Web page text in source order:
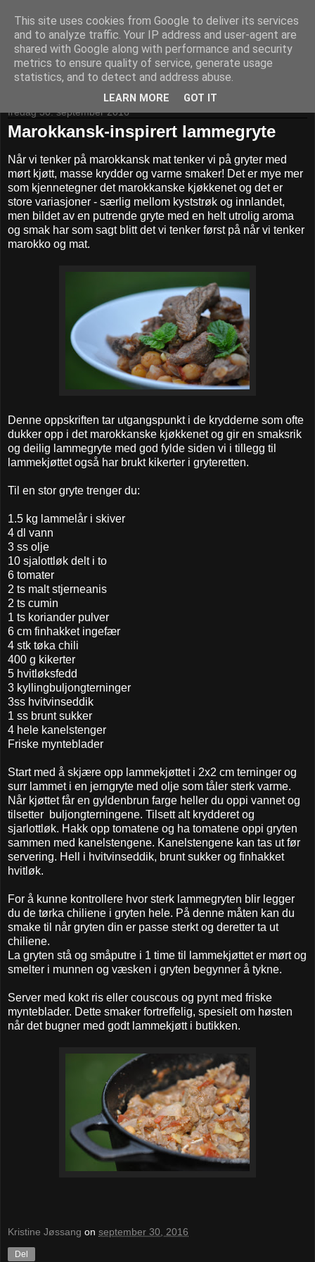
Kom til bords!
fredag 30. september 2016
Marokkansk-inspirert lammegryte
Når vi tenker på marokkansk mat tenker vi på gryter med
mørt kjøtt, masse krydder og varme smaker! Det er mye mer
som kjennetegner det marokkanske kjøkkenet og det er
store variasjoner - særlig mellom kyststrøk og innlandet,
men bildet av en putrende gryte med en helt utrolig aroma
og smak har som sagt blitt det vi tenker først på når vi tenker
marokko og mat.
Denne oppskriften tar utgangspunkt i de krydderne som ofte
dukker opp i det marokkanske kjøkkenet og gir en smaksrik
og deilig lammegryte med god fylde siden vi i tillegg til
lammekjøttet også har brukt kikerter i gryteretten.
Til en stor gryte trenger du:
1.5 kg lammelår i skiver
4 dl vann
3 ss olje
10 sjalottløk delt i to
6 tomater
2 ts malt stjerneanis
2 ts cumin
1 ts koriander pulver
6 cm finhakket ingefær
4 stk tøka chili
400 g kikerter
5 hvitløksfedd
3 kyllingbuljongterninger
3ss hvitvinseddik
1 ss brunt sukker
4 hele kanelstenger
Friske mynteblader
Start med å skjære opp lammekjøttet i 2x2 cm terninger og
surr lammet i en jerngryte med olje som tåler sterk varme.
Når kjøttet får en gyldenbrun farge heller du oppi vannet og
tilsetter buljongterningene. Tilsett alt krydderet og
sjarlottløk. Hakk opp tomatene og ha tomatene oppi gryten
sammen med kanelstengene. Kanelstengene kan tas ut før
servering. Hell i hvitvinseddik, brunt sukker og finhakket
hvitløk.
For å kunne kontrollere hvor sterk lammegryten blir legger
du de tørka chiliene i gryten hele. På denne måten kan du
smake til når gryten din er passe sterkt og deretter ta ut
chiliene.
La gryten stå og småputre i 1 time til lammekjøttet er mørt og
smelter i munnen og væsken i gryten begynner å tykne.
Server med kokt ris eller couscous og pynt med friske
mynteblader. Dette smaker fortreffelig, spesielt om høsten
når det bugner med godt lammekjøtt i butikken.
Kristine Jøssang on september 30, 2016
Del
This site uses cookies from Google to deliver its services
and to analyze traffic. Your IP address and user-agent are
shared with Google along with performance and security
metrics to ensure quality of service, generate usage
statistics, and to detect and address abuse.
LEARN MORE GOT IT